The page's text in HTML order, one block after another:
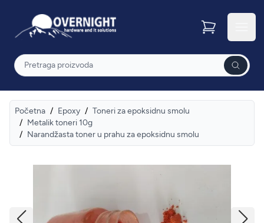
Overnight
Pretraga
Početna / Epoxy / Toneri za epoksidnu smolu
/ Metalik toneri 10g
/ Narandžasta toner u prahu za epoksidnu smolu